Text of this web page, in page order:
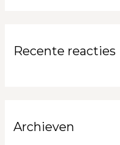
Recente reacties
Archieven